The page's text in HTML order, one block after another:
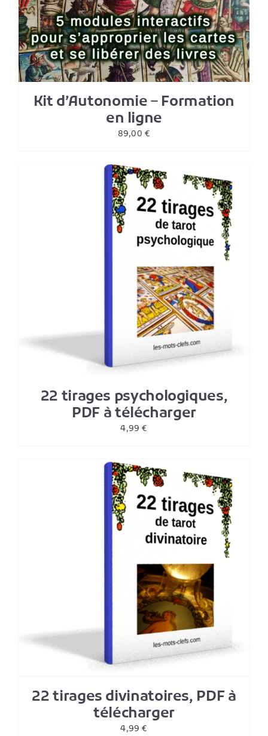
Kit d’Autonomie – Formation
en ligne
89,00€
22 tirages psychologiques,
PDF à télécharger
4,99€
22 tirages divinatoires, PDF à
télécharger
4,99€